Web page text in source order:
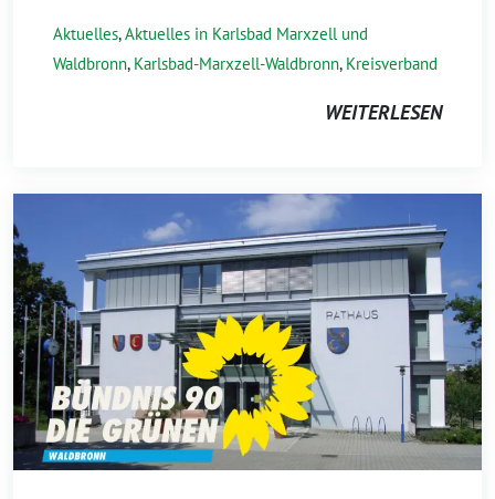
Aktuelles,Aktuelles in Karlsbad Marxzell und
Waldbronn, Karlsbad-Marxzell-Waldbronn, Kreisverband
WEITERLESEN